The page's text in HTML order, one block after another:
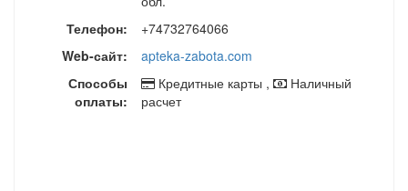
Телефон:
+74732764066
Web-сайт:
apteka-zabota.com
Способы
оплаты:
Кредитные карты ,
Наличный
расчет